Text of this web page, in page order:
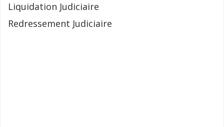
Liquidation Judiciaire
Redressement Judiciaire